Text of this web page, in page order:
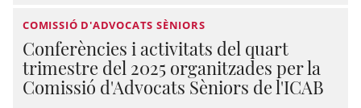
COMISSIÓ D'ADVOCATS SÈNIORS
Conferències i activitats del quart
trimestre del 2025 organitzades per la
Comissió d'Advocats Sèniors de l'ICAB